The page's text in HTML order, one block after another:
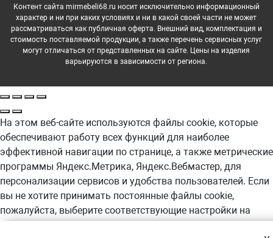
Контент сайта mirmebeli68.ru носит исключительно информационный
характер и ни при каких условиях и ни в какой своей части не может
рассматриваться как публичная оферта. Внешний вид, комплектация и
стоимость поставляемой продукции, а также перечень сервисных услуг
могут отличаться от представленных на сайте. Цены на изделия
варьируются в зависимости от региона.
На этом веб-сайте используются файлы cookie, которые
обеспечивают работу всех функций для наиболее
эффективной навигации по странице, а также метрические
программы Яндекс.Метрика, Яндекс.Вебмастер, для
персонализации сервисов и удобства пользователей. Если
вы не хотите принимать постоянные файлы cookie,
пожалуйста, выберите соответствующие настройки на
своем компьютере. Продолжая навигацию по сайту, вы